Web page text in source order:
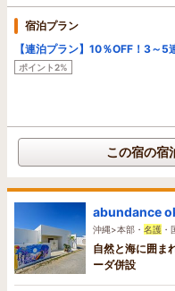
宿泊プラン
【連泊プラン】10％OFF！3～
ポイント2%
この宿の宿
abundance
沖縄>本部・ 名護 ・
自然と海に囲ま
ーダ併設